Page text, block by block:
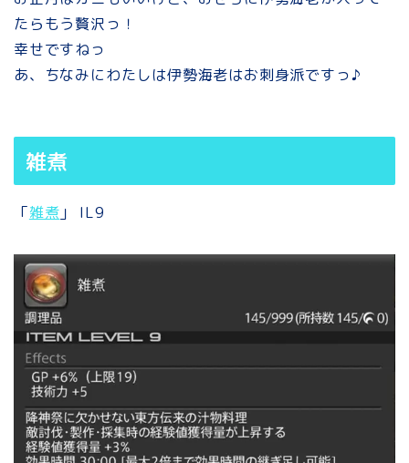
たらもう贅沢っ！
幸せですねっ
あ、ちなみにわたしは伊勢海老はお刺身派ですっ♪
雑煮
「雑煮 」 IL9